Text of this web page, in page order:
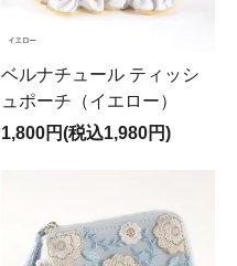
ベルナチュール ティッシ
ュポーチ（イエロー）
1,800円(税込1,980円)